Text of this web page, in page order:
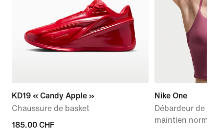
KD19 « Candy Apple »
Chaussure de basket
185.00 CHF
185.00 CHF
Nike One
Débardeur de
maintien normal